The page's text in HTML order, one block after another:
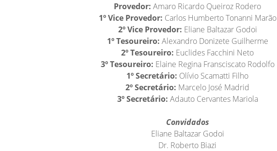
Provedor: Amaro Ricardo Queiroz Rodero
1º Vice Provedor: Carlos Humberto Tonanni Marão
2º Vice Provedor: Eliane Baltazar Godoi
1º Tesoureiro: Alexandro Donizete Guilherme
2º Tesoureiro: Euclides Facchini Neto
3º Tesoureiro: Elaine Regina Fransciscato Rodolfo
1º Secretário: Olívio Scamatti Filho
2º Secretário: Marcelo José Madrid
3º Secretário: Adauto Cervantes Mariola
Convidados
Eliane Baltazar Godoi
Dr. Roberto Biazi